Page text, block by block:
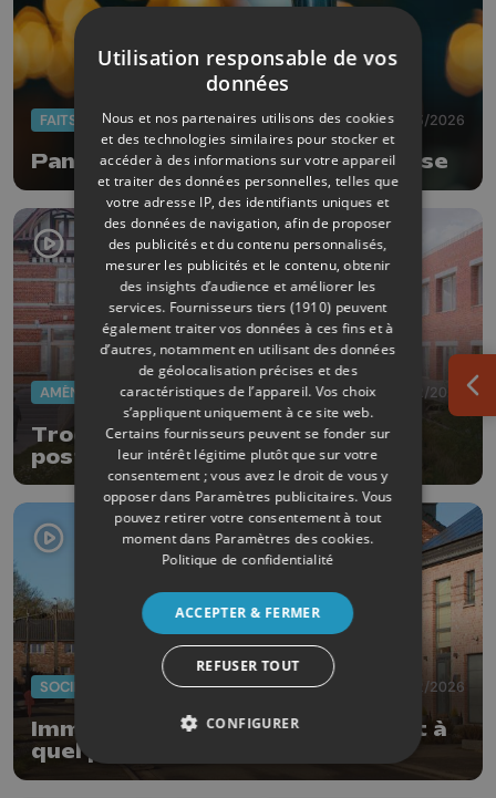
FAITS DIVERS 03/03/2026
Panne d'électricité en Basse Meuse
AMÉNAGEMENT DU TERRITOIRE 24/02/2026
Trooz en pleine transformation
post-inondations
SOCIÉTÉ 04/02/2026
Immobilier : qui achète quoi, où et à
quel prix en province de Liège ?
Utilisation responsable de vos
données
Nous et nos partenaires utilisons des cookies
et des technologies similaires pour stocker et
accéder à des informations sur votre appareil
et traiter des données personnelles, telles que
votre adresse IP, des identifiants uniques et
des données de navigation, afin de proposer
des publicités et du contenu personnalisés,
mesurer les publicités et le contenu, obtenir
des insights d’audience et améliorer les
services. Fournisseurs tiers (1910) peuvent
également traiter vos données à ces fins et à
d’autres, notamment en utilisant des données
de géolocalisation précises et des
caractéristiques de l’appareil. Vos choix
s’appliquent uniquement à ce site web.
Certains fournisseurs peuvent se fonder sur
leur intérêt légitime plutôt que sur votre
consentement ; vous avez le droit de vous y
opposer dans Paramètres publicitaires. Vous
pouvez retirer votre consentement à tout
moment dans Paramètres des cookies.
Politique de confidentialité
ACCEPTER & FERMER
REFUSER TOUT
CONFIGURER